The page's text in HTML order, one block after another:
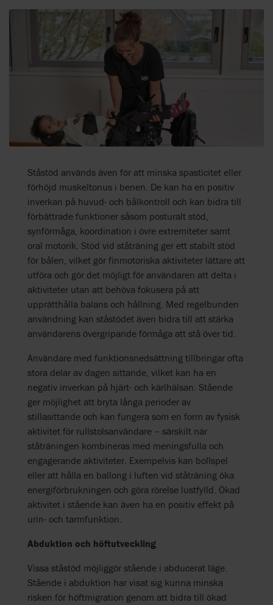
Ståstöd används även för att minska spasticitet eller
förhöjd muskeltonus i benen. De kan ha en positiv
inverkan på huvud- och bålkontroll och kan bidra till
förbättrade funktioner såsom posturalt stöd,
synförmåga, koordination i övre extremiteter samt
oral motorik. Stöd vid ståträning ger ett stabilt stöd
för bålen, vilket gör finmotoriska aktiviteter lättare att
utföra och gör det möjligt för användaren att delta i
aktiviteter utan att behöva fokusera på att
upprätthålla balans och hållning. Med regelbunden
användning kan ståstödet även bidra till att stärka
användarens övergripande förmåga att stå över tid.
Användare med funktionsnedsättning tillbringar ofta
stora delar av dagen sittande, vilket kan ha en
negativ inverkan på hjärt- och kärlhälsan. Stående
ger möjlighet att bryta långa perioder av
stillasittande och kan fungera som en form av fysisk
aktivitet för rullstolsanvändare – särskilt när
ståträningen kombineras med meningsfulla och
engagerande aktiviteter. Exempelvis kan bollspel
eller att hålla en ballong i luften vid ståträning öka
energiförbrukningen och göra rörelse lustfylld. Ökad
aktivitet i stående kan även ha en positiv effekt på
urin- och tarmfunktion.
Abduktion och höftutveckling
Vissa ståstöd möjliggör stående i abducerat läge.
Stående i abduktion har visat sig kunna minska
risken för höftmigration genom att bidra till ökad